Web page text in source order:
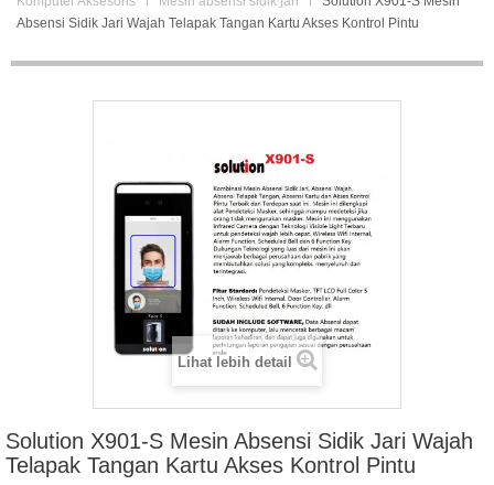
Absensi Sidik Jari Wajah Telapak Tangan Kartu Akses Kontrol Pintu
Lihat lebih detail
Solution X901-S Mesin Absensi Sidik Jari Wajah
Telapak Tangan Kartu Akses Kontrol Pintu